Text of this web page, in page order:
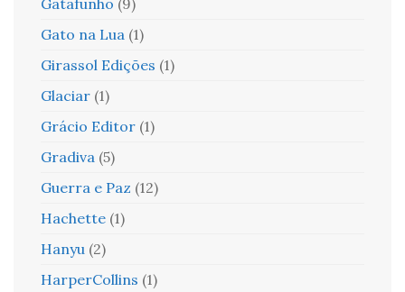
Gato na Lua (1)
Girassol Edições (1)
Glaciar (1)
Grácio Editor (1)
Gradiva (5)
Guerra e Paz (12)
Hachette (1)
Hanyu (2)
HarperCollins (1)